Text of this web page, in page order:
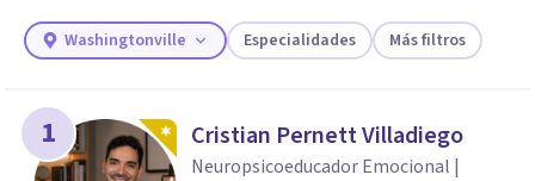
Responder cuestionario
Washingtonville Especialidades Más filtros
1 Cristian Pernett Villadiego
Neuropsicoeducador Emocional |